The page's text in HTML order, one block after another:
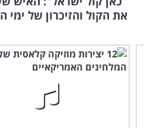
את הקול והזיכרון של ימי